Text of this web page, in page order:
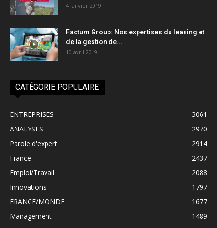
4 janvier 2019
Factum Group: Nos expertises du leasing et
de la gestion de...
10 avril 2019
CATÉGORIE POPULAIRE
ENTREPRISES
3061
ANALYSES
2970
Parole d'expert
2914
France
2437
Emploi/Travail
2088
Innovations
1797
FRANCE/MONDE
1677
Management
1489